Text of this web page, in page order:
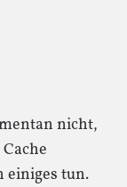
nicht,
einiges tun.